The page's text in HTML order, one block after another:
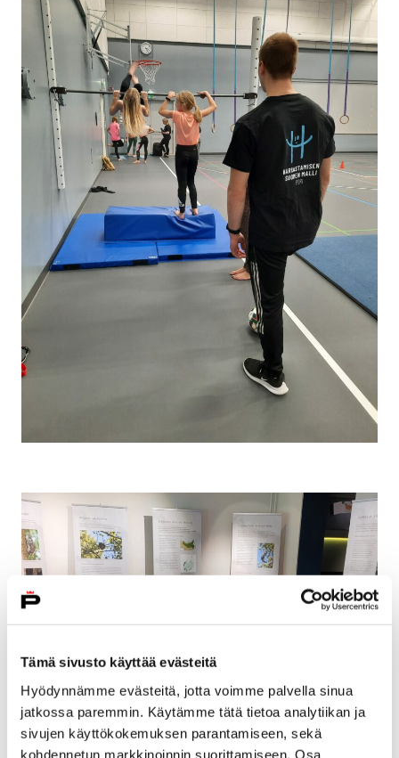
Tämä sivusto käyttää evästeitä
Hyödynnämme evästeitä, jotta voimme palvella sinua
jatkossa paremmin. Käytämme tätä tietoa analytiikan ja
sivujen käyttökokemuksen parantamiseen, sekä
kohdennetun markkinoinnin suorittamiseen. Osa